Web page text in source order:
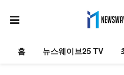
홈 뉴스웨이브25 TV